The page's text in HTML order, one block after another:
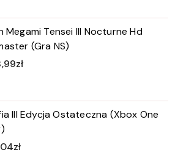
Megami Tensei III Nocturne Hd
(Gra NS)
zł
III Edycja Ostateczna (Xbox One
zł